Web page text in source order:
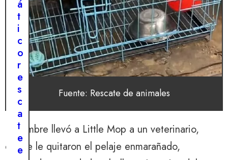
Fuente: Rescate de animales
El hombre llevó a Little Mop a un veterinario,
donde le quitaron el pelaje enmarañado,
á
t
i
c
o
r
e
s
c
a
t
e
e